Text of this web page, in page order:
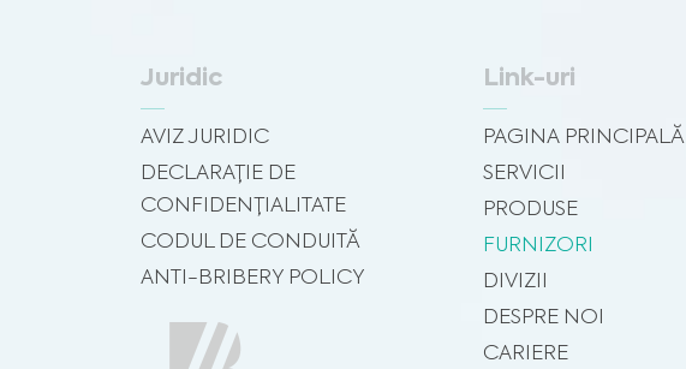
Juridic
AVIZ JURIDIC
DECLARAȚIE DE
CONFIDENȚIALITATE
CODUL DE CONDUITĂ
ANTI-BRIBERY POLICY
Link-uri
PAGINA PRINCIPALĂ
SERVICII
PRODUSE
FURNIZORI
DIVIZII
DESPRE NOI
CARIERE